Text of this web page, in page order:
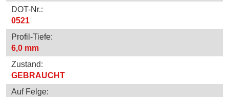
DOT-Nr.:
0521
Profil-Tiefe:
6,0 mm
Zustand:
GEBRAUCHT
Auf Felge: